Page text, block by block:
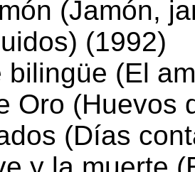
(Jamón,
(1992)
bilingüe (El
Oro (Huevos
(Días